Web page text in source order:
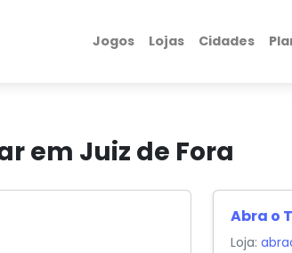
Jogos Lojas Cidades
em Juiz de Fora
Abra o
Loja: